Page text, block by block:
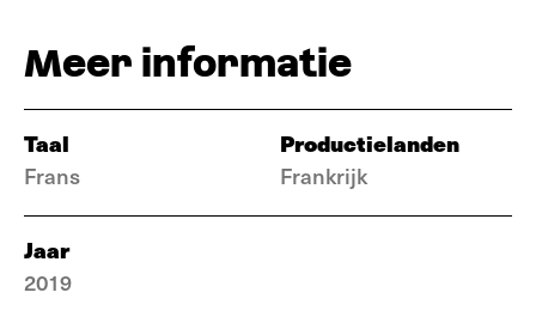
Meer informatie
Taal
Frans
Productielanden
Frankrijk
Jaar
2019